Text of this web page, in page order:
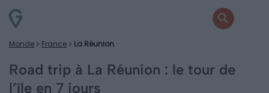
Monde France La Réunion
Road trip à La Réunion : le tour de
l’île en 7 jours